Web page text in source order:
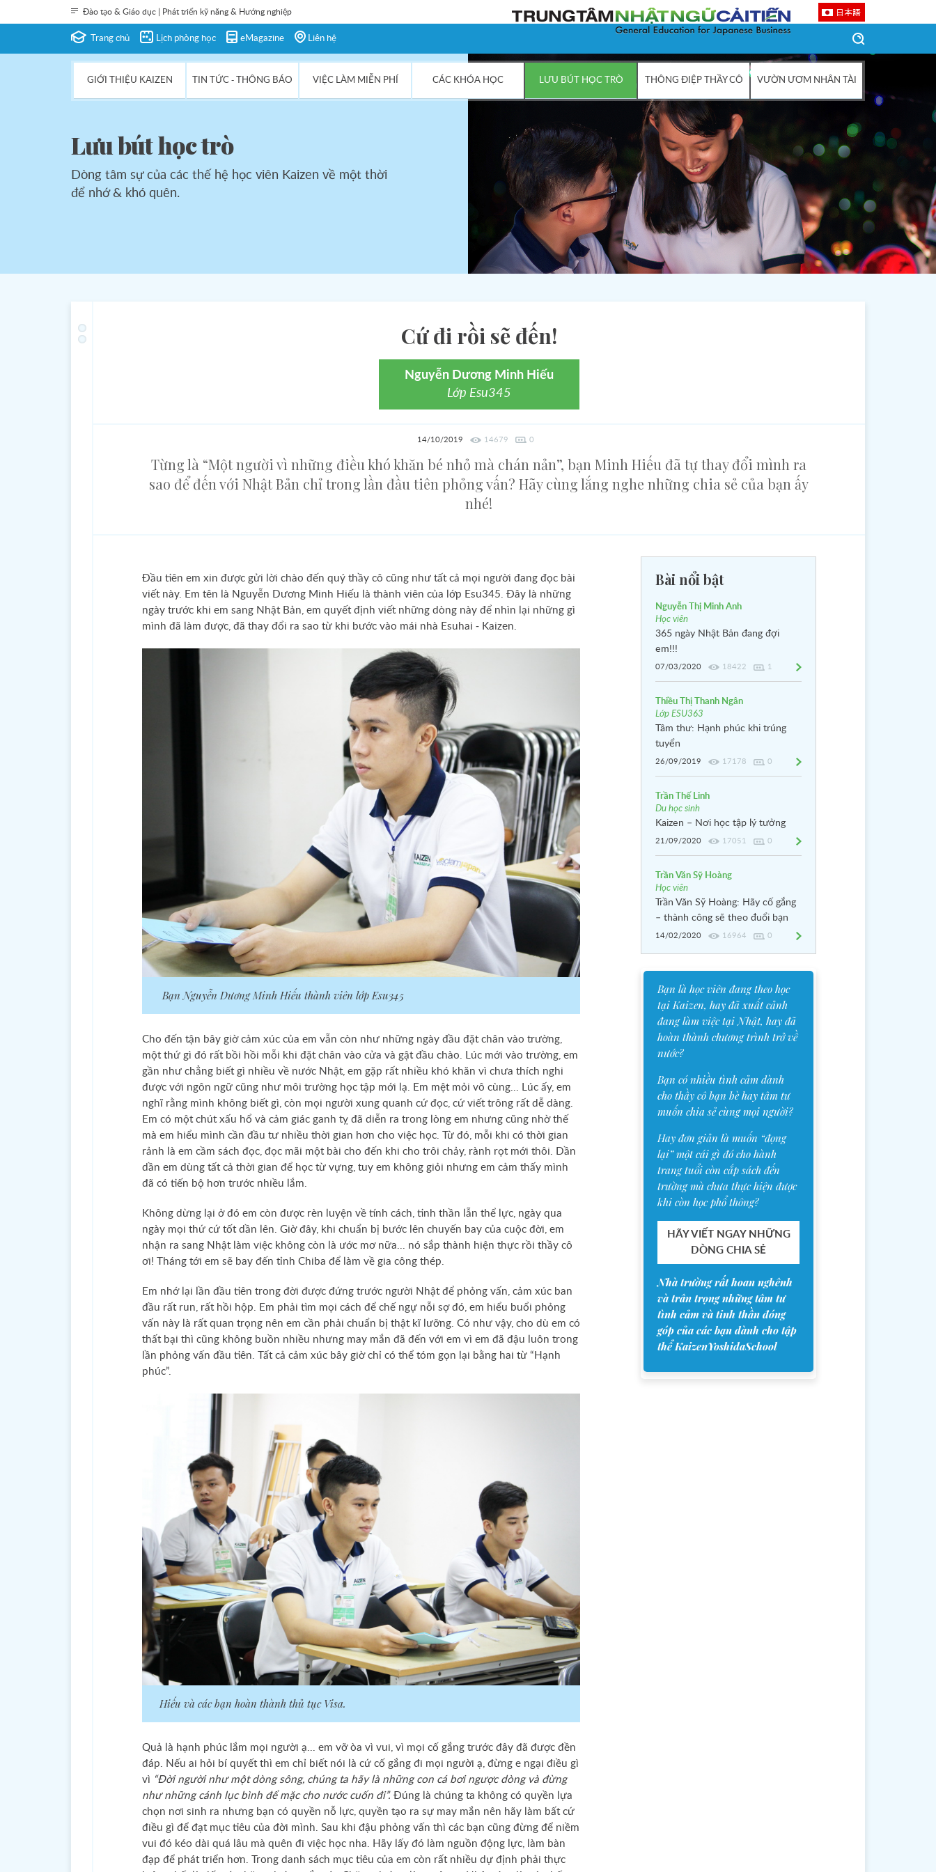
Đào tạo & Giáo dục | Phát triển kỹ năng & Hướng nghiệp 日本語
Trang chủ Lịch phòng học eMagazine Liên hệ
Chào buổi sáng
tốt lành
Lưu bút học trò
Dòng tâm sự của các thế hệ học viên Kaizen về một thời
để nhớ & khó quên.
GIỚI THIỆU KAIZEN TIN TỨC - THÔNG BÁO VIỆC LÀM MIỄN PHÍ CÁC KHÓA HỌC LƯU BÚT HỌC TRÒ THÔNG ĐIỆP THẦY CÔ VƯỜN ƯƠM NHÂN TÀI
Cứ đi rồi sẽ đến!
Nguyễn Dương Minh Hiếu
Lớp Esu345
14/10/2019 14679 0
Từng là “Một người vì những điều khó khăn bé nhỏ mà chán nản”, bạn Minh Hiếu đã tự thay đổi mình ra
sao để đến với Nhật Bản chỉ trong lần đầu tiên phỏng vấn? Hãy cùng lắng nghe những chia sẻ của bạn ấy
nhé!
Đầu tiên em xin được gửi lời chào đến quý thầy cô cũng như tất cả mọi người đang đọc bài
viết này. Em tên là Nguyễn Dương Minh Hiếu là thành viên của lớp Esu345. Đây là những
ngày trước khi em sang Nhật Bản, em quyết định viết những dòng này để nhìn lại những gì
mình đã làm được, đã thay đổi ra sao từ khi bước vào mái nhà Esuhai - Kaizen.
Bạn Nguyễn Dương Minh Hiếu thành viên lớp Esu345
Cho đến tận bây giờ cảm xúc của em vẫn còn như những ngày đầu đặt chân vào trường,
một thứ gì đó rất bồi hồi mỗi khi đặt chân vào cửa và gật đầu chào. Lúc mới vào trường, em
gần như chẳng biết gì nhiều về nước Nhật, em gặp rất nhiều khó khăn vì chưa thích nghi
được với ngôn ngữ cũng như môi trường học tập mới lạ. Em mệt mỏi vô cùng... Lúc ấy, em
nghĩ rằng mình không biết gì, còn mọi người xung quanh cứ đọc, cứ viết trông rất dễ dàng.
Em có một chút xấu hổ và cảm giác ganh tỵ đã diễn ra trong lòng em nhưng cũng nhờ thế
mà em hiểu mình cần đầu tư nhiều thời gian hơn cho việc học. Từ đó, mỗi khi có thời gian
rảnh là em cầm sách đọc, đọc mãi một bài cho đến khi cho trôi chảy, rành rọt mới thôi. Dần
dần em dùng tất cả thời gian để học từ vựng, tuy em không giỏi nhưng em cảm thấy mình
đã có tiến bộ hơn trước nhiều lắm.
Không dừng lại ở đó em còn được rèn luyện về tính cách, tinh thần lẫn thể lực, ngày qua
ngày mọi thứ cứ tốt dần lên. Giờ đây, khi chuẩn bị bước lên chuyến bay của cuộc đời, em
nhận ra sang Nhật làm việc không còn là ước mơ nữa... nó sắp thành hiện thực rồi thầy cô
ơi! Tháng tới em sẽ bay đến tỉnh Chiba để làm về gia công thép.
Em nhớ lại lần đầu tiên trong đời được đứng trước người Nhật để phỏng vấn, cảm xúc ban
đầu rất run, rất hồi hộp. Em phải tìm mọi cách để chế ngự nỗi sợ đó, em hiểu buổi phỏng
vấn này là rất quan trọng nên em cần phải chuẩn bị thật kĩ lưỡng. Có như vậy, cho dù em có
thất bại thì cũng không buồn nhiều nhưng may mắn đã đến với em vì em đã đậu luôn trong
lần phỏng vấn đầu tiên. Tất cả cảm xúc bây giờ chỉ có thể tóm gọn lại bằng hai từ “Hạnh
phúc”.
Hiếu và các bạn hoàn thành thủ tục Visa.
Quả là hạnh phúc lắm mọi người ạ... em vỡ òa vì vui, vì mọi cố gắng trước đây đã được đền
đáp. Nếu ai hỏi bí quyết thì em chỉ biết nói là cứ cố gắng đi mọi người ạ, đừng e ngại điều gì
vì “Đời người như một dòng sông, chúng ta hãy là những con cá bơi ngược dòng và đừng
như những cánh lục bình để mặc cho nước cuốn đi”. Đúng là chúng ta không có quyền lựa
chọn nơi sinh ra nhưng bạn có quyền nỗ lực, quyền tạo ra sự may mắn nên hãy làm bất cứ
điều gì để đạt mục tiêu của đời mình. Sau khi đậu phỏng vấn thì các bạn cũng đừng để niềm
vui đó kéo dài quá lâu mà quên đi việc học nha. Hãy lấy đó làm nguồn động lực, làm bàn
đạp để phát triển hơn. Trong danh sách mục tiêu của em còn rất nhiều dự định phải thực
Bài nổi bật
Nguyễn Thị Minh Anh
Học viên
365 ngày Nhật Bản đang đợi
em!!!
07/03/2020 18422 1
Thiều Thị Thanh Ngân
Lớp ESU363
Tâm thư: Hạnh phúc khi trúng
tuyển
26/09/2019 17178 0
Trần Thế Linh
Du học sinh
Kaizen – Nơi học tập lý tưởng
21/09/2020 17051 0
Trần Văn Sỹ Hoàng
Học viên
Trần Văn Sỹ Hoàng: Hãy cố gắng
– thành công sẽ theo đuổi bạn
14/02/2020 16964 0
Bạn là học viên đang theo học
tại Kaizen, hay đã xuất cảnh
đang làm việc tại Nhật, hay đã
hoàn thành chương trình trở về
nước?
Bạn có nhiều tình cảm dành
cho thầy cô bạn bè hay tâm tư
muốn chia sẻ cùng mọi người?
Hay đơn giản là muốn “đọng
lại” một cái gì đó cho hành
trang tuổi còn cắp sách đến
trường mà chưa thực hiện được
khi còn học phổ thông?
HÃY VIẾT NGAY NHỮNG
DÒNG CHIA SẺ
Nhà trường rất hoan nghênh
và trân trọng những tâm tư
tình cảm và tinh thần đóng
góp của các bạn dành cho tập
thể KaizenYoshidaSchool